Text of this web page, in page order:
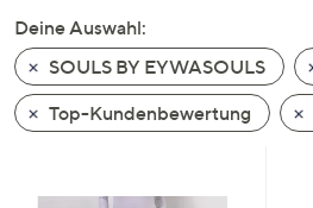
nach
unten
oder
wischen
Sie
Deine Auswahl:
SOULS BY EYWASOULS
Top-Kundenbewertung